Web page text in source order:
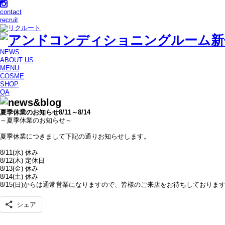
contact
recruit
NEWS
ABOUT US
MENU
COSME
SHOP
QA
夏季休業のお知らせ8/11～8/14
～夏季休業のお知らせ～
夏季休業につきまして下記の通りお知らせします。
8/11(水) 休み
8/12(木) 定休日
8/13(金) 休み
8/14(土) 休み
8/15(日)からは通常営業になりますので、皆様のご来店をお待ちしておりま
シェア